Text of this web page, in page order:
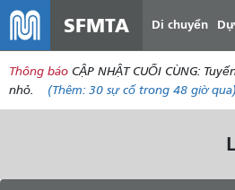
SFMTA Di chuyển
Thông báo CẬP NHẬT CUỐI CÙNG:
nhỏ.
(Thêm: 30 sự cố trong 48 giờ qua)